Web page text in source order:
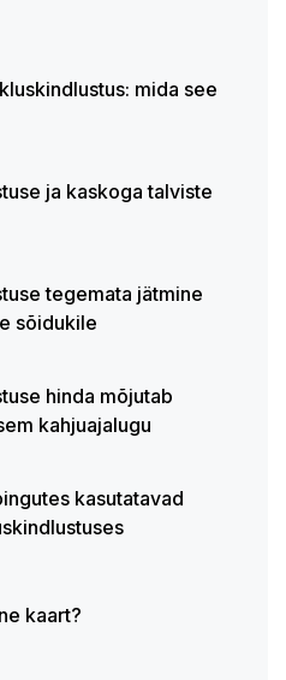
mida see
ja kaskoga talviste
tegemata jätmine
sõidukile
hinda mõjutab
kahjuajalugu
kasutatavad
kaart?